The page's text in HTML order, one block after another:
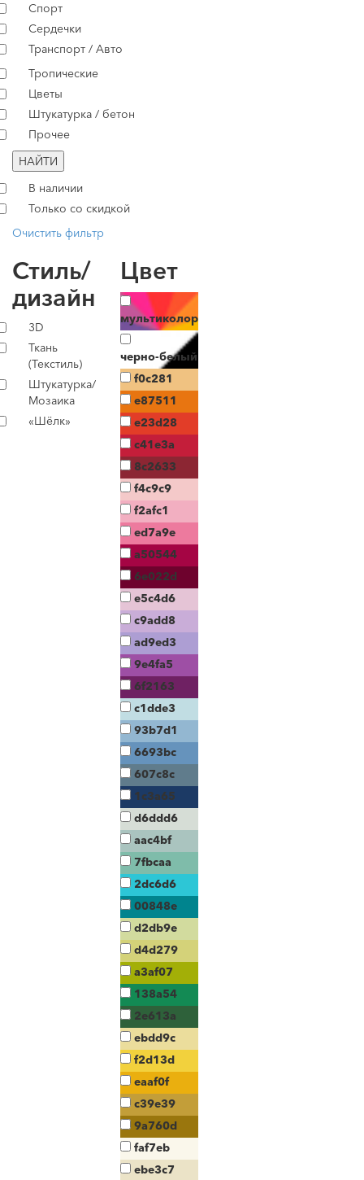
Спорт
Сердечки
Транспорт / Авто
Тропические
Цветы
Штукатурка / бетон
Прочее
НАЙТИ
В наличии
Только со скидкой
Очистить фильтр
Стиль/
дизайн
3D
Ткань
(Текстиль)
Штукатурка/
Мозаика
«Шёлк»
Цвет
мультиколор
черно-белый
f0c281
e87511
e23d28
c41e3a
8c2633
f4c9c9
f2afc1
ed7a9e
a50544
6e022d
e5c4d6
c9add8
ad9ed3
9e4fa5
6f2163
c1dde3
93b7d1
6693bc
607c8c
1c3a65
d6ddd6
aac4bf
7fbcaa
2dc6d6
00848e
d2db9e
d4d279
a3af07
138a54
2e613a
ebdd9c
f2d13d
eaaf0f
c39e39
9a760d
faf7eb
ebe3c7